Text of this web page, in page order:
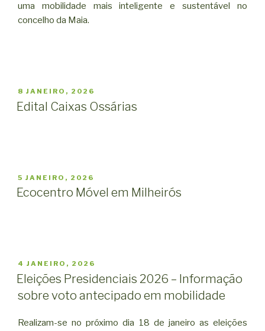
uma mobilidade mais inteligente e sustentável no
concelho da Maia.
PUBLICADO
EM
8 JANEIRO, 2026
Edital Caixas Ossárias
PUBLICADO
EM
5 JANEIRO, 2026
Ecocentro Móvel em Milheirós
PUBLICADO
EM
4 JANEIRO, 2026
Eleições Presidenciais 2026 – Informação
sobre voto antecipado em mobilidade
Realizam-se no próximo dia 18 de janeiro as eleições